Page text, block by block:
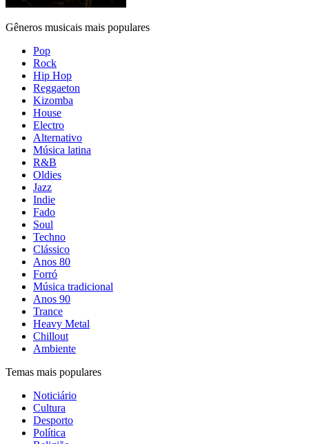
Gêneros musicais mais populares
Pop
Rock
Hip Hop
Reggaeton
Kizomba
House
Electro
Alternativo
Música latina
R&B
Oldies
Jazz
Indie
Fado
Soul
Techno
Clássico
Anos 80
Forró
Música tradicional
Anos 90
Trance
Heavy Metal
Chillout
Ambiente
Temas mais populares
Noticiário
Cultura
Desporto
Política